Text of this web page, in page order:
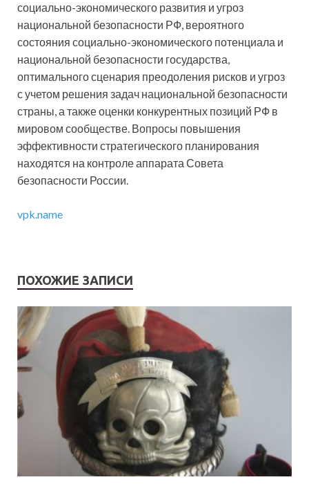
социально-экономического развития и угроз
национальной безопасности РФ, вероятного
состояния социально-экономического потенциала и
национальной безопасности государства,
оптимального сценария преодоления рисков и угроз
с учетом решения задач национальной безопасности
страны, а также оценки конкурентных позиций РФ в
мировом сообществе. Вопросы повышения
эффективности стратегического планирования
находятся на контроле аппарата Совета
безопасности России.
vpk.name
ПОХОЖИЕ ЗАПИСИ